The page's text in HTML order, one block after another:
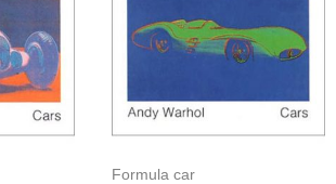
Formula car